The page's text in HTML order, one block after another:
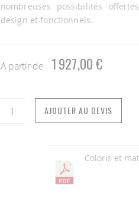
nombreuses possibilités
design et fonctionnels.
A partir de 1 927,00 €
AJOUTER AU DEVIS
Coloris et